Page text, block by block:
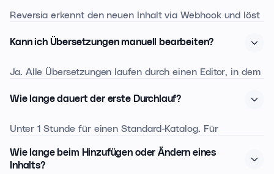
Konsistenz im gesamten Katalog.
Reversia erkennt den neuen Inhalt via Webhook und löst
aus.
Kann ich Übersetzungen manuell bearbeiten?
Ja. Alle Übersetzungen laufen durch einen Editor, in dem
generieren können. Bearbeitungen werden für ähnliche
Wie lange dauert der erste Durchlauf?
Unter 1 Stunde für einen Standard-Katalog. Für
kannst die Validierung ab den ersten übersetzten
Wie lange beim Hinzufügen oder Ändern eines
Inhalts?